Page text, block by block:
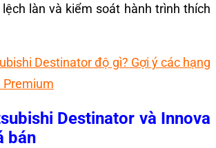
làn và kiểm soát hành trình thích
Destinator độ gì? Gợi ý các hạng
Premium
Destinator và Innova
bán